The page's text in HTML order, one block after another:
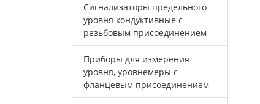
Сигнализаторы предельного
уровня кондуктивные с
резьбовым присоединением
Приборы для измерения
уровня, уровнемеры с
фланцевым присоединением